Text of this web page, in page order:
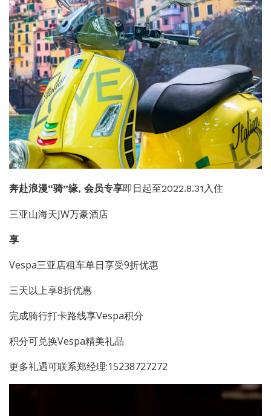
奔赴浪漫“骑”缘, 会员专享即日起至2022.8.31入住
三亚山海天JW万豪酒店
享
Vespa三亚店租车单日享受9折优惠
三天以上享8折优惠
完成骑行打卡路线享Vespa积分
积分可兑换Vespa精美礼品
更多礼遇可联系郑经理:15238727272